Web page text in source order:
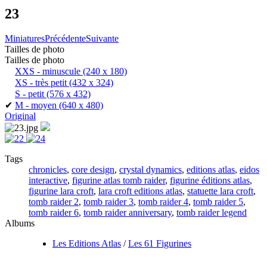
23
MiniaturesPrécédenteSuivante
Tailles de photo
Tailles de photo
XXS - minuscule (240 x 180)
XS - très petit(432 x 324)
S - petit(576 x 432)
✔ M - moyen (640 x 480)
Original
Tags
chronicles, core design, crystal dynamics, editions atlas, eidos
interactive, figurine atlas tomb raider, figurine éditions atlas,
figurine lara croft, lara croft editions atlas, statuette lara croft,
tomb raider 2, tomb raider 3, tomb raider 4, tomb raider 5,
tomb raider 6, tomb raider anniversary, tomb raider legend
Albums
Les Editions Atlas /Les 61 Figurines